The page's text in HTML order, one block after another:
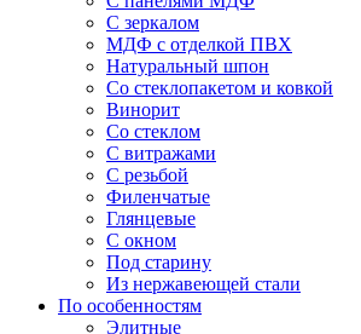
С зеркалом
МДФ с отделкой ПВХ
Натуральный шпон
Со стеклопакетом и ковкой
Винорит
Со стеклом
С витражами
С резьбой
Филенчатые
Глянцевые
С окном
Под старину
Из нержавеющей стали
По особенностям
Элитные